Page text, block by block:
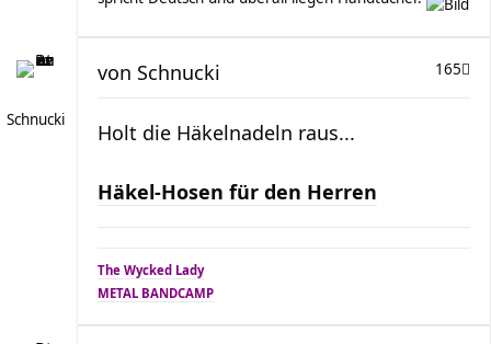
Schnucki
165
von Schnucki
Holt die Häkelnadeln raus...
Häkel-Hosen für den Herren
The Wycked Lady
METAL BANDCAMP